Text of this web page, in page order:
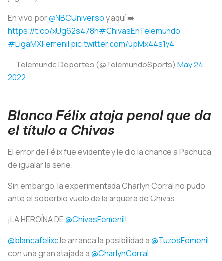
En vivo por@NBCUniversoy aquí ➡️
https://t.co/xUg62s478h#ChivasEnTelemundo
#LigaMXFemenil pic.twitter.com/upMx44s1y4
— Telemundo Deportes (@TelemundoSports) May 24,
2022
Blanca Félix ataja penal que da
el título a Chivas
El error de Félix fue evidente y le dio la chance a Pachuca
de igualar la serie.
Sin embargo, la experimentada Charlyn Corral no pudo
ante el soberbio vuelo de la arquera de Chivas.
¡LA HEROÍNA DE@ChivasFemenil!
@blancafelixcle arranca la posibilidad a@TuzosFemenil
con una gran atajada a@CharlynCorral